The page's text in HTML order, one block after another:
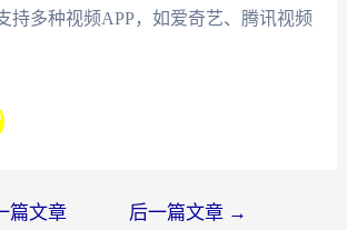
持多种视频APP，如爱奇艺、腾讯视频
篇文章 后一篇文章 →